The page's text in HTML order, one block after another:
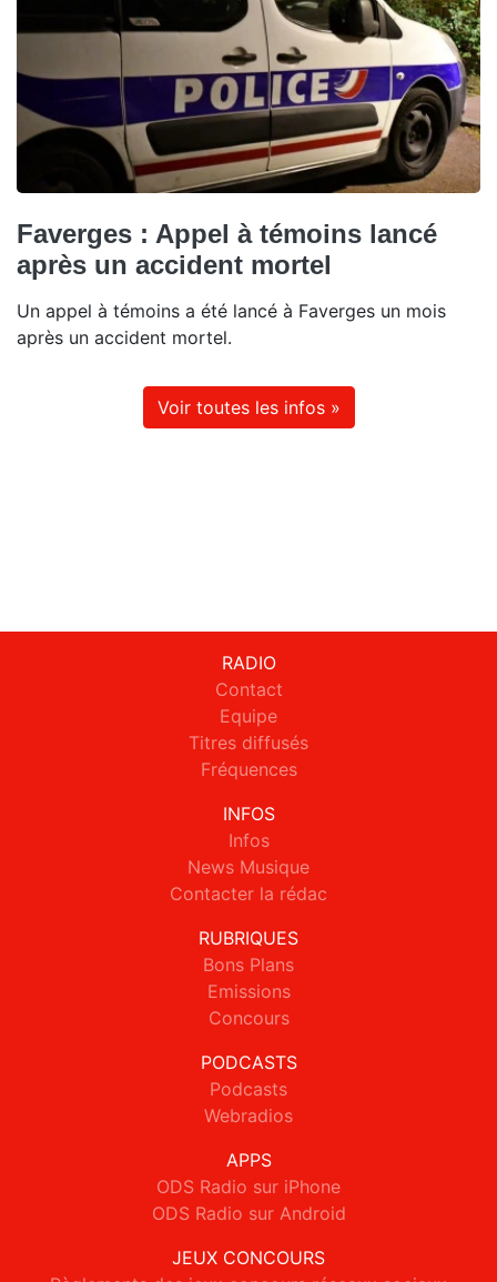
Faverges : Appel à témoins lancé
après un accident mortel
Un appel à témoins a été lancé à Faverges un mois
après un accident mortel.
Voir toutes les infos »
RADIO
Contact
Equipe
Titres diffusés
Fréquences
INFOS
Infos
News Musique
Contacter la rédac
RUBRIQUES
Bons Plans
Emissions
Concours
PODCASTS
Podcasts
Webradios
APPS
ODS Radio sur iPhone
ODS Radio sur Android
JEUX CONCOURS